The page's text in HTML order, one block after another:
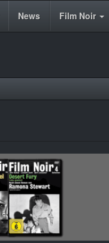
News Film Noir